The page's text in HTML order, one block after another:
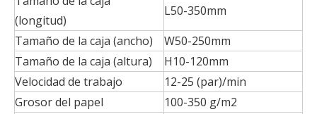
(longitud)
L50-350mm
Tamaño de la caja (ancho)
W50-250mm
Tamaño de la caja (altura)
H10-120mm
Velocidad de trabajo
12-25 (par)/min
Grosor del papel
100-350 g/m2